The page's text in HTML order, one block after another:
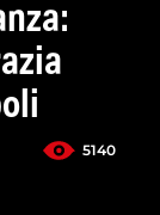
5140